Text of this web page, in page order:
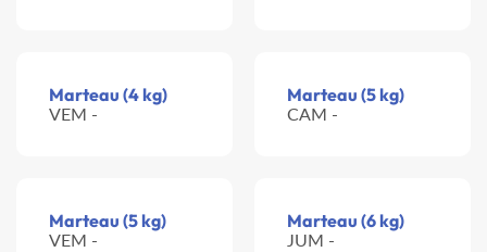
Marteau (4 kg)
VEM -
Marteau (5 kg)
CAM -
Marteau (5 kg)
VEM -
Marteau (6 kg)
JUM -